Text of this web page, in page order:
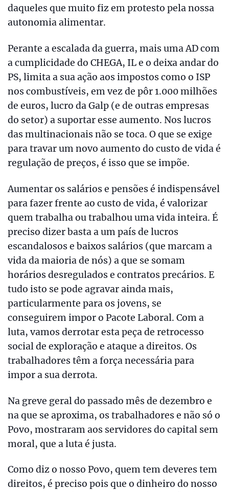
daqueles que muito fiz em protesto pela nossa
autonomia alimentar.
Perante a escalada da guerra, mais uma AD com
a cumplicidade do CHEGA, IL e o deixa andar do
PS, limita a sua ação aos impostos como o ISP
nos combustíveis, em vez de pôr 1.000 milhões
de euros, lucro da Galp (e de outras empresas
do setor) a suportar esse aumento. Nos lucros
das multinacionais não se toca. O que se exige
para travar um novo aumento do custo de vida é
regulação de preços, é isso que se impõe.
Aumentar os salários e pensões é indispensável
para fazer frente ao custo de vida, é valorizar
quem trabalha ou trabalhou uma vida inteira. É
preciso dizer basta a um país de lucros
escandalosos e baixos salários (que marcam a
vida da maioria de nós) a que se somam
horários desregulados e contratos precários. E
tudo isto se pode agravar ainda mais,
particularmente para os jovens, se
conseguirem impor o Pacote Laboral. Com a
luta, vamos derrotar esta peça de retrocesso
social de exploração e ataque a direitos. Os
trabalhadores têm a força necessária para
impor a sua derrota.
Na greve geral do passado mês de dezembro e
na que se aproxima, os trabalhadores e não só o
Povo, mostraram aos servidores do capital sem
moral, que a luta é justa.
Como diz o nosso Povo, quem tem deveres tem
direitos, é preciso pois que o dinheiro do nosso